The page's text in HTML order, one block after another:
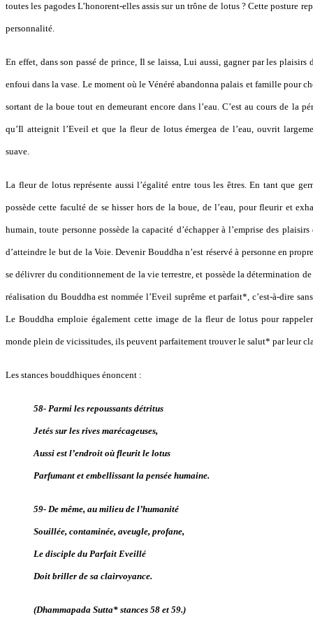
toutes les pagodes L’honorent-elles assis sur un trône de lotus ? Cette posture
personnalité.
En effet, dans son passé de prince, Il se laissa, Lui aussi, gagner par les plaisirs
enfoui dans la vase. Le moment où le Vénéré abandonna palais et famille pour
sortant de la boue tout en demeurant encore dans l’eau. C’est au cours de la
qu’Il atteignit l’Eveil et que la fleur de lotus émergea de l’eau, ouvrit
suave.
La fleur de lotus représente aussi l’égalité entre tous les êtres. En tant que
possède cette faculté de se hisser hors de la boue, de l’eau, pour fleurir et
humain, toute personne possède la capacité d’échapper à l’emprise des
d’atteindre le but de la Voie. Devenir Bouddha n’est réservé à personne en
se délivrer du conditionnement de la vie terrestre, et possède la détermination
réalisation du Bouddha est nommée l’Eveil suprême et parfait*, c’est-à-dire
Le Bouddha emploie également cette image de la fleur de lotus pour
monde plein de vicissitudes, ils peuvent parfaitement trouver le salut* par leur
Les stances bouddhiques énoncent :
58- Parmi les repoussants détritus
Jetés sur les rives marécageuses,
Aussi est l’endroit où fleurit le lotus
Parfumant et embellissant la pensée humaine.
59- De même, au milieu de l’humanité
Souillée, contaminée, aveugle, profane,
Le disciple du Parfait Eveillé
Doit briller de sa clairvoyance.
(Dhammapada Sutta* stances 58 et 59.)